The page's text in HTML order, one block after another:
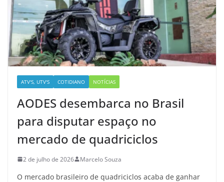
ATV'S, UTV'S COTIDIANO NOTÍCIAS
AODES desembarca no Brasil
para disputar espaço no
mercado de quadriciclos
2 de julho de 2026 Marcelo Souza
O mercado brasileiro de quadriciclos acaba de ganhar